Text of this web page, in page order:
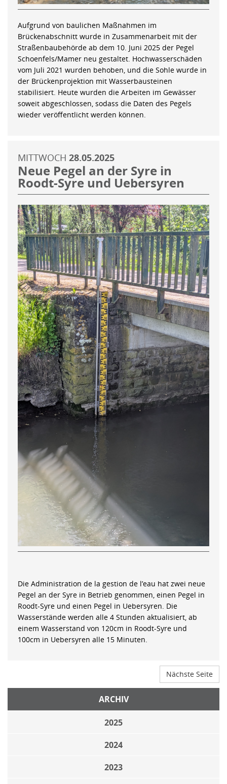
Aufgrund von baulichen Maßnahmen im
Brückenabschnitt wurde in Zusammenarbeit mit der
Straßenbaubehörde ab dem 10. Juni 2025 der Pegel
Schoenfels/Mamer neu gestaltet. Hochwasserschäden
vom Juli 2021 wurden behoben, und die Sohle wurde in
der Brückenprojektion mit Wasserbausteinen
stabilisiert. Heute wurden die Arbeiten im Gewässer
soweit abgeschlossen, sodass die Daten des Pegels
wieder veröffentlicht werden können.
MITTWOCH 28.05.2025
Neue Pegel an der Syre in
Roodt-Syre und Uebersyren
Die Administration de la gestion de l’eau hat zwei neue
Pegel an der Syre in Betrieb genommen, einen Pegel in
Roodt-Syre und einen Pegel in Uebersyren. Die
Wasserstände werden alle 4 Stunden aktualisiert, ab
einem Wasserstand von 120cm in Roodt-Syre und
100cm in Uebersyren alle 15 Minuten.
Nächste Seite
ARCHIV
2025
2024
2023